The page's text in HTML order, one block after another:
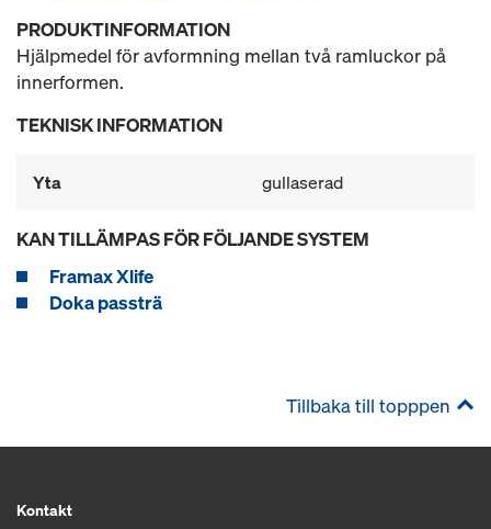
PRODUKTINFORMATION
Hjälpmedel för avformning mellan två ramluckor på
innerformen.
TEKNISK INFORMATION
Yta gullaserad
KAN TILLÄMPAS FÖR FÖLJANDE SYSTEM
Framax Xlife
Doka passträ
Tillbaka till topppen
Kontakt